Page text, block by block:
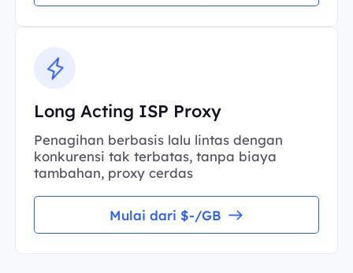
Long Acting ISP Proxy
Penagihan berbasis lalu lintas dengan
konkurensi tak terbatas, tanpa biaya
tambahan, proxy cerdas
Mulai dari $-/GB